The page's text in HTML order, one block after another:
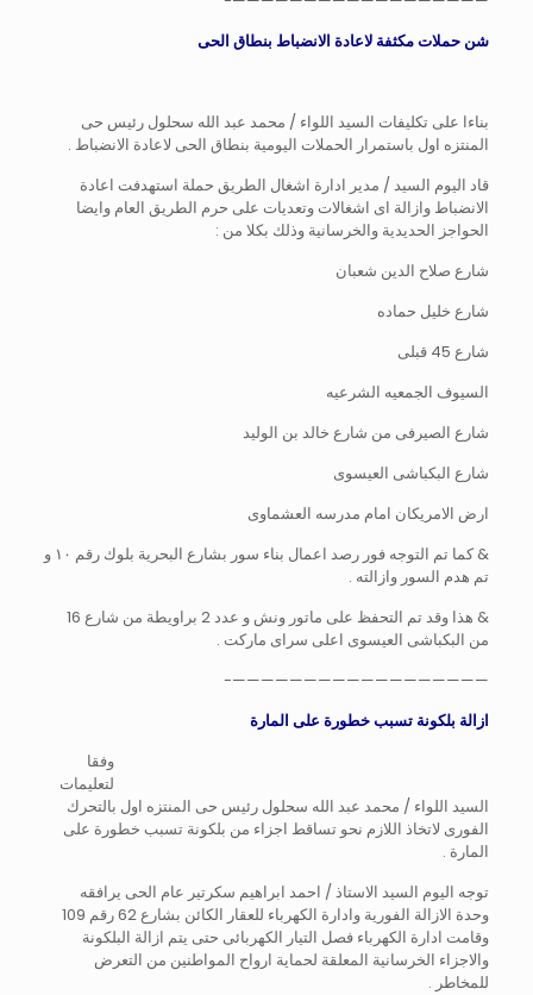
شن حملات مكثفة لاعادة الانضباط بنطاق الحى
بناءا على تكليفات السيد اللواء / محمد عبد الله سحلول رئيس حى
المنتزه اول باستمرار الحملات اليومية بنطاق الحى لاعادة الانضباط .
قاد اليوم السيد / مدير ادارة اشغال الطريق حملة استهدفت اعادة
الانضباط وازالة اى اشغالات وتعديات على حرم الطريق العام وايضا
الحواجز الحديدية والخرسانية وذلك بكلا من :
شارع صلاح الدين شعبان
شارع خليل حماده
شارع 45 قبلى
السيوف الجمعيه الشرعيه
شارع الصيرفى من شارع خالد بن الوليد
شارع البكباشى العيسوى
ارض الامريكان امام مدرسه العشماوى
& كما تم التوجه فور رصد اعمال بناء سور بشارع البحرية بلوك رقم ١٠ و
تم هدم السور وازالته .
& هذا وقد تم التحفظ على ماتور ونش و عدد 2 براويطة من شارع 16
من البكباشى العيسوى اعلى سراى ماركت .
——————————————————-
ازالة بلكونة تسبب خطورة على المارة
وفقا
لتعليمات
السيد اللواء / محمد عبد الله سحلول رئيس حى المنتزه اول بالتحرك
الفورى لاتخاذ اللازم نحو تساقط اجزاء من بلكونة تسبب خطورة على
المارة .
توجه اليوم السيد الاستاذ / احمد ابراهيم سكرتير عام الحى يرافقه
وحدة الازالة الفورية وادارة الكهرباء للعقار الكائن بشارع 62 رقم 109
وقامت ادارة الكهرباء فصل التيار الكهربائى حتى يتم ازالة البلكونة
والاجزاء الخرسانية المعلقة لحماية ارواح المواطنين من التعرض
للمخاطر .